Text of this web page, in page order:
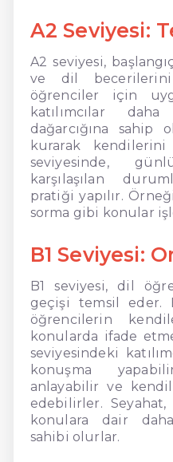
A2 Seviyesi:
A2 seviyesi,
ve dil
öğrenciler için
katılımcılar
dağarcığına
kurarak
seviyesinde,
karşılaşılan
pratiği yapılır.
sorma gibi konular
B1 Seviyesi:
B1 seviyesi, dil
geçişi temsil eder.
öğrencilerin
konularda ifade
seviyesindeki
konuşma
anlayabilir ve
edebilirler.
konulara dair
sahibi olurlar.